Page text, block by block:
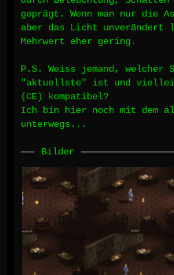
geprägt. Wenn man nur die
aber das Licht
Mehrwert eher gering.
P.S. Weiss jemand, welcher
"aktuellste" ist und
(CE) kompatibel?
Ich bin hier noch mit dem
unterwegs...
Bilder